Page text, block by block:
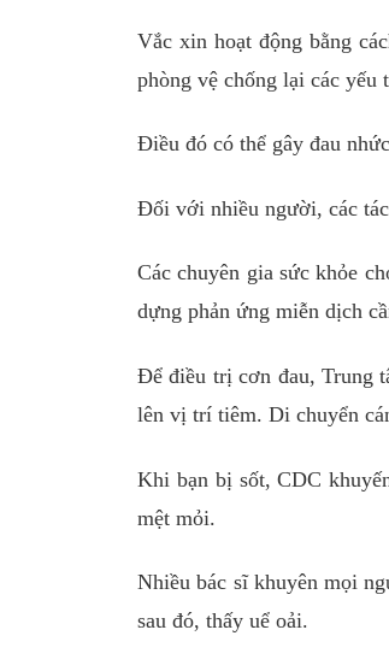
Vắc xin hoạt động bằng
phòng vệ chống lại các yếu
Điều đó có thể gây đau
Đối với nhiều người, các
Các chuyên gia sức khỏe
dựng phản ứng miễn dịch
Để điều trị cơn đau, Trung
lên vị trí tiêm. Di chuyển
Khi bạn bị sốt, CDC
mệt mỏi.
Nhiều bác sĩ khuyên mọi
sau đó, thấy uể oải.